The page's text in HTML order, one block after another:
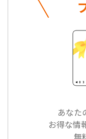
あなた
お得な情
無